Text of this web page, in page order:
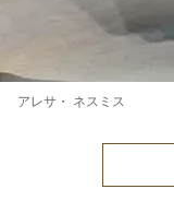
アレサ・ ネスミス